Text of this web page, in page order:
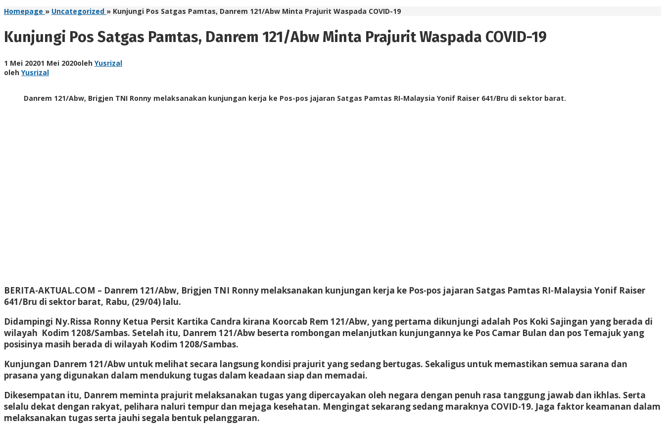
Homepage » Uncategorized » Kunjungi Pos Satgas Pamtas, Danrem 121/Abw Minta Prajurit Waspada COVID-19
Kunjungi Pos Satgas Pamtas, Danrem 121/Abw Minta Prajurit Waspada COVID-19
1 Mei 20201 Mei 2020oleh Yusrizal
oleh Yusrizal
Danrem 121/Abw, Brigjen TNI Ronny melaksanakan kunjungan kerja ke Pos-pos jajaran Satgas Pamtas RI-Malaysia Yonif Raiser 641/Bru di sektor barat.
BERITA-AKTUAL.COM – Danrem 121/Abw, Brigjen TNI Ronny melaksanakan kunjungan kerja ke Pos-pos jajaran Satgas Pamtas RI-Malaysia Yonif Raiser
641/Bru di sektor barat, Rabu, (29/04) lalu.
Didampingi Ny.Rissa Ronny Ketua Persit Kartika Candra kirana Koorcab Rem 121/Abw, yang pertama dikunjungi adalah Pos Koki Sajingan yang berada di
wilayah Kodim 1208/Sambas. Setelah itu, Danrem 121/Abw beserta rombongan melanjutkan kunjungannya ke Pos Camar Bulan dan pos Temajuk yang
posisinya masih berada di wilayah Kodim 1208/Sambas.
Kunjungan Danrem 121/Abw untuk melihat secara langsung kondisi prajurit yang sedang bertugas. Sekaligus untuk memastikan semua sarana dan
prasana yang digunakan dalam mendukung tugas dalam keadaan siap dan memadai.
Dikesempatan itu, Danrem meminta prajurit melaksanakan tugas yang dipercayakan oleh negara dengan penuh rasa tanggung jawab dan ikhlas. Serta
selalu dekat dengan rakyat, pelihara naluri tempur dan mejaga kesehatan. Mengingat sekarang sedang maraknya COVID-19. Jaga faktor keamanan dalam
melaksanakan tugas serta jauhi segala bentuk pelanggaran.